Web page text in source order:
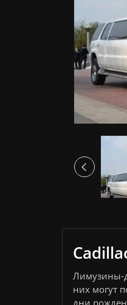
Лимузины-
них могут